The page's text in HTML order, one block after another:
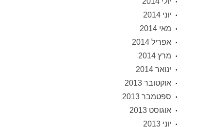
יוני 2014
מאי 2014
אפריל 2014
מרץ 2014
ינואר 2014
אוקטובר 2013
ספטמבר 2013
אוגוסט 2013
יוני 2013